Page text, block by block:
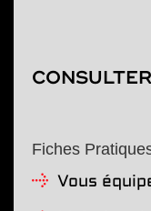
Fiches
Vous